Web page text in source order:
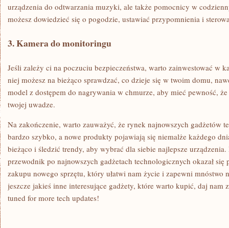
urządzenia do odtwarzania muzyki, ale także pomocnicy w
⁤możesz dowiedzieć się o pogodzie, ustawiać przypomnienia i
3. Kamera‌ do monitoringu
Jeśli zależy ci na poczuciu bezpieczeństwa, warto zainwestować w
niej możesz na ⁣bieżąco sprawdzać, co ‍dzieje‌ się w twoim domu,
model z dostępem ‍do nagrywania w chmurze, aby ⁤mieć pewność,
⁤twojej uwadze.
Na ‌zakończenie, warto zauważyć, że rynek najnowszych gadżetów
bardzo szybko, a nowe produkty​ pojawiają się niemalże każdego
bieżąco i​ śledzić ‌trendy, aby wybrać dla siebie najlepsze
⁣przewodnik po najnowszych gadżetach technologicznych okazał się
zakupu nowego‌ sprzętu, który ⁣ułatwi nam życie i zapewni mnóstwo
jeszcze jakieś inne interesujące gadżety,‍ które warto kupić, daj nam
tuned for more tech updates!